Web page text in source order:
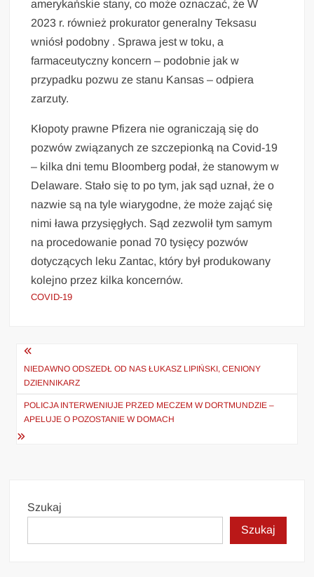
amerykańskie stany, co może oznaczać, że W
2023 r. również prokurator generalny Teksasu
wniósł podobny . Sprawa jest w toku, a
farmaceutyczny koncern – podobnie jak w
przypadku pozwu ze stanu Kansas – odpiera
zarzuty.
Kłopoty prawne Pfizera nie ograniczają się do
pozwów związanych ze szczepionką na Covid-19
– kilka dni temu Bloomberg podał, że stanowym w
Delaware. Stało się to po tym, jak sąd uznał, że o
nazwie są na tyle wiarygodne, że może zająć się
nimi ława przysięgłych. Sąd zezwolił tym samym
na procedowanie ponad 70 tysięcy pozwów
dotyczących leku Zantac, który był produkowany
kolejno przez kilka koncernów.
COVID-19
Nawigacja
wpisu
NIEDAWNO ODSZEDŁ OD NAS ŁUKASZ LIPIŃSKI, CENIONY
DZIENNIKARZ
POLICJA INTERWENIUJE PRZED MECZEM W DORTMUNDZIE –
APELUJE O POZOSTANIE W DOMACH
Szukaj
Szukaj